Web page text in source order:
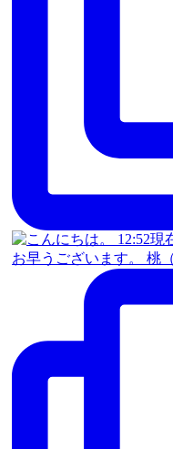
お早うございます。 桃